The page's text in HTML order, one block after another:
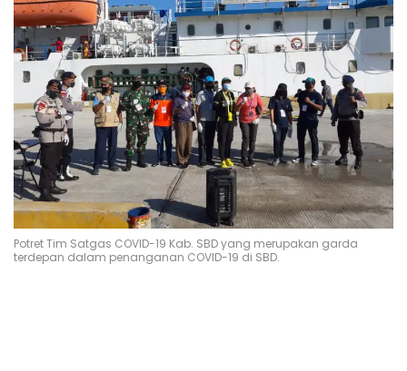
Potret Tim Satgas COVID-19 Kab. SBD yang merupakan garda
terdepan dalam penanganan COVID-19 di SBD.